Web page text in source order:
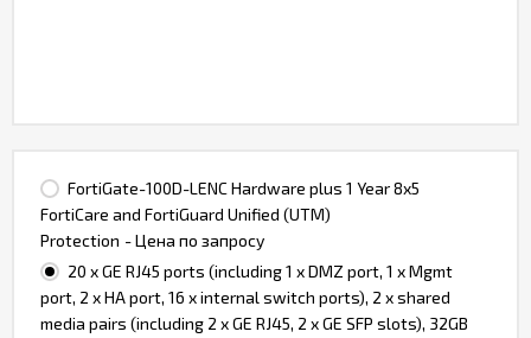
FortiGate-100D-LENC Hardware plus 1 Year 8x5
FortiCare and FortiGuard Unified (UTM)
Protection - Цена по запросу
20 x GE RJ45 ports (including 1 x DMZ port, 1 x Mgmt
port, 2 x HA port, 16 x internal switch ports), 2 x shared
media pairs (including 2 x GE RJ45, 2 x GE SFP slots), 32GB